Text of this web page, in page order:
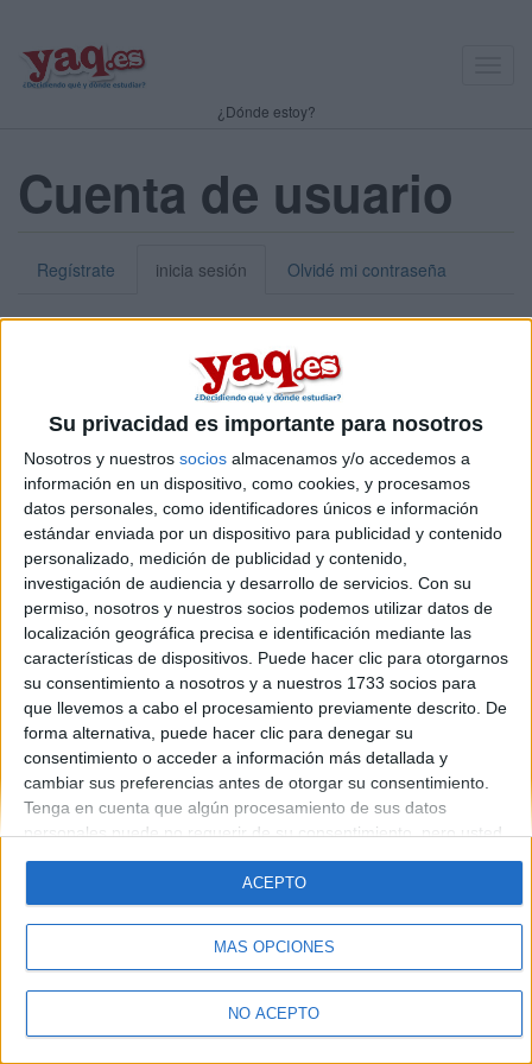
Su privacidad es importante para nosotros
Nosotros y nuestros socios almacenamos y/o accedemos a
información en un dispositivo, como cookies, y procesamos
datos personales, como identificadores únicos e información
estándar enviada por un dispositivo para publicidad y contenido
personalizado, medición de publicidad y contenido,
investigación de audiencia y desarrollo de servicios. Con su
permiso, nosotros y nuestros socios podemos utilizar datos de
localización geográfica precisa e identificación mediante las
características de dispositivos. Puede hacer clic para otorgarnos
su consentimiento a nosotros y a nuestros 1733 socios para
que llevemos a cabo el procesamiento previamente descrito. De
forma alternativa, puede hacer clic para denegar su
consentimiento o acceder a información más detallada y
cambiar sus preferencias antes de otorgar su consentimiento.
Tenga en cuenta que algún procesamiento de sus datos
personales puede no requerir de su consentimiento, pero usted
tiene el derecho de rechazar tal procesamiento. Sus
preferencias se aplicarán solo a este sitio web. Puede cambiar
sus preferencias o retirar su consentimiento en cualquier
momento volviendo a este sitio y haciendo clic en el botón
"Privacidad" en la parte inferior de la página web.
MÁS OPCIONES
NO ACEPTO
ACEPTO
¿Dónde estoy?
Cuenta de usuario
Regístrate inicia sesión Olvidé mi contraseña
Puedes iniciar sesión introduciendo tu nombre de usuario o tu
dirección de correo electrónico.
Contraseña:*
Introduce la contraseña que acompaña a tu nombre de usuario
Quiénes somos|Contactar |Anúnciate
Aviso legal|Politica de privacidad|Condiciones generales
de cookies
© 2003-2026Compás Mediterráneo S.L.- Diego de León 47 - 28006
Madrid [ESPAÑA] - Tel. +34 91 593 2767